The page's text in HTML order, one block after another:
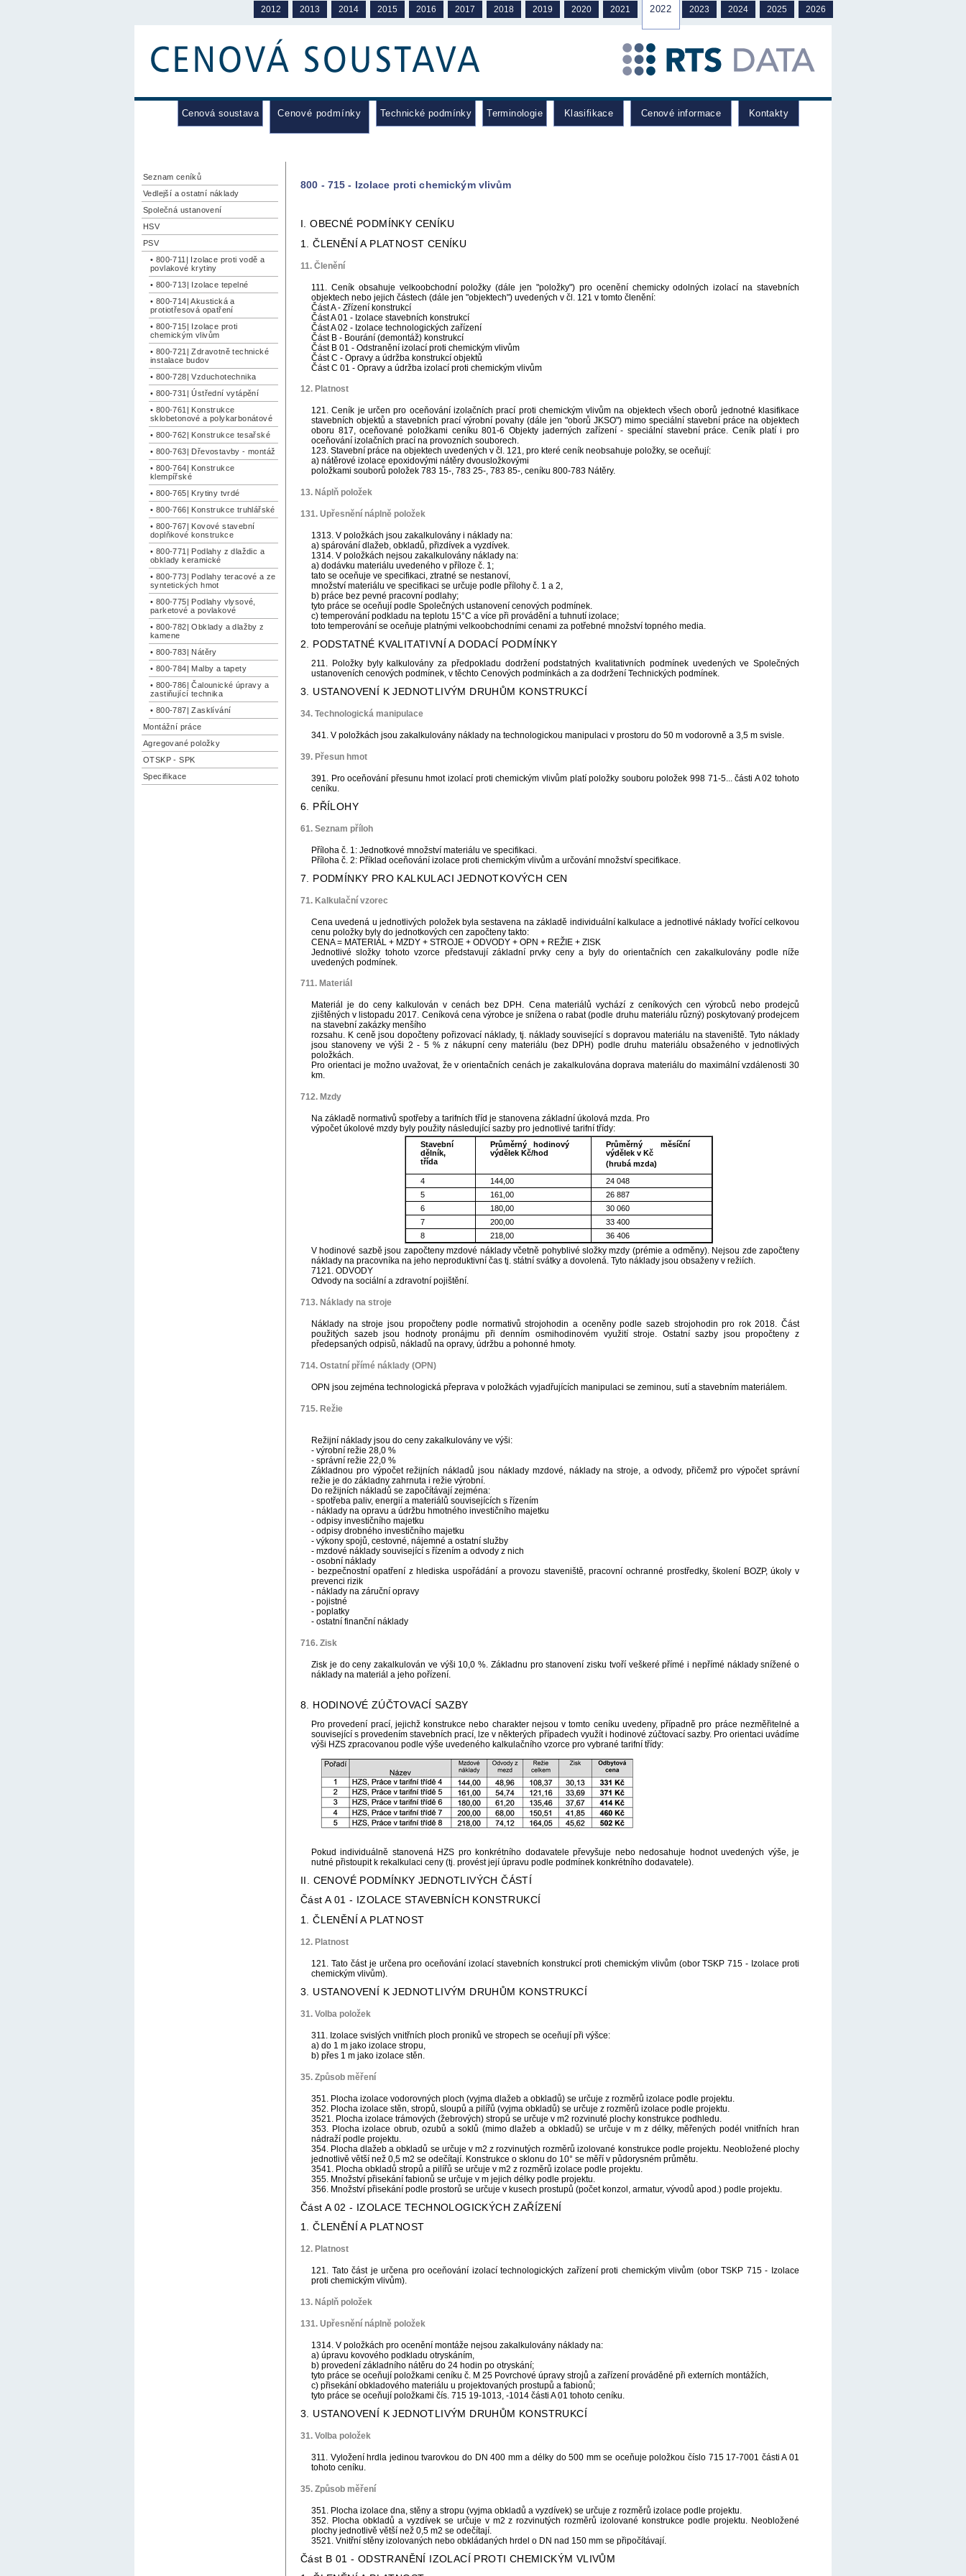
2012 2013 2014 2015 2016 2017 2018 2019 2020 2021 2022 2023 2024 2025 2026
Cenová soustava Cenové podmínky Technické podmínky Terminologie Klasifikace Cenové informace Kontakty
Seznam ceníků
Vedlejší a ostatní náklady
Společná ustanovení
HSV
PSV
• 800-711| Izolace proti vodě a
povlakové krytiny
• 800-713| Izolace tepelné
• 800-714| Akustická a
protiotřesová opatření
• 800-715| Izolace proti
chemickým vlivům
• 800-721| Zdravotně technické
instalace budov
• 800-728| Vzduchotechnika
• 800-731| Ústřední vytápění
• 800-761| Konstrukce
sklobetonové a polykarbonátové
• 800-762| Konstrukce tesařské
• 800-763| Dřevostavby - montáž
• 800-764| Konstrukce
klempířské
• 800-765| Krytiny tvrdé
• 800-766| Konstrukce truhlářské
• 800-767| Kovové stavební
doplňkové konstrukce
• 800-771| Podlahy z dlaždic a
obklady keramické
• 800-773| Podlahy teracové a ze
syntetických hmot
• 800-775| Podlahy vlysové,
parketové a povlakové
• 800-782| Obklady a dlažby z
kamene
• 800-783| Nátěry
• 800-784| Malby a tapety
• 800-786| Čalounické úpravy a
zastiňující technika
• 800-787| Zasklívání
Montážní práce
Agregované položky
OTSKP - SPK
Specifikace
800 - 715 - Izolace proti chemickým vlivům
I. OBECNÉ PODMÍNKY CENÍKU
1. ČLENĚNÍ A PLATNOST CENÍKU
11. Členění
111. Ceník obsahuje velkoobchodní položky (dále jen "položky") pro ocenění chemicky odolných izolací na stavebních
objektech nebo jejich částech (dále jen "objektech") uvedených v čl. 121 v tomto členění:
Část A - Zřízení konstrukcí
Část A 01 - Izolace stavebních konstrukcí
Část A 02 - Izolace technologických zařízení
Část B - Bourání (demontáž) konstrukcí
Část B 01 - Odstranění izolací proti chemickým vlivům
Část C - Opravy a údržba konstrukcí objektů
Část C 01 - Opravy a údržba izolací proti chemickým vlivům
12. Platnost
121. Ceník je určen pro oceňování izolačních prací proti chemickým vlivům na objektech všech oborů jednotné klasifikace
stavebních objektů a stavebních prací výrobní povahy (dále jen "oborů JKSO") mimo speciální stavební práce na objektech
oboru 817, oceňované položkami ceníku 801-6 Objekty jaderných zařízení - speciální stavební práce. Ceník platí i pro
oceňování izolačních prací na provozních souborech.
123. Stavební práce na objektech uvedených v čl. 121, pro které ceník neobsahuje položky, se oceňují:
a) nátěrové izolace epoxidovými nátěry dvousložkovými
položkami souborů položek 783 15-, 783 25-, 783 85-, ceníku 800-783 Nátěry.
13. Náplň položek
131. Upřesnění náplně položek
1313. V položkách jsou zakalkulovány i náklady na:
a) spárování dlažeb, obkladů, přizdívek a vyzdívek.
1314. V položkách nejsou zakalkulovány náklady na:
a) dodávku materiálu uvedeného v příloze č. 1;
tato se oceňuje ve specifikaci, ztratné se nestanoví,
množství materiálu ve specifikaci se určuje podle přílohy č. 1 a 2,
b) práce bez pevné pracovní podlahy;
tyto práce se oceňují podle Společných ustanovení cenových podmínek.
c) temperování podkladu na teplotu 15°C a více při provádění a tuhnutí izolace;
toto temperování se oceňuje platnými velkoobchodními cenami za potřebné množství topného media.
2. PODSTATNÉ KVALITATIVNÍ A DODACÍ PODMÍNKY
211. Položky byly kalkulovány za předpokladu dodržení podstatných kvalitativních podmínek uvedených ve Společných
ustanoveních cenových podmínek, v těchto Cenových podmínkách a za dodržení Technických podmínek.
3. USTANOVENÍ K JEDNOTLIVÝM DRUHŮM KONSTRUKCÍ
34. Technologická manipulace
341. V položkách jsou zakalkulovány náklady na technologickou manipulaci v prostoru do 50 m vodorovně a 3,5 m svisle.
39. Přesun hmot
391. Pro oceňování přesunu hmot izolací proti chemickým vlivům platí položky souboru položek 998 71-5... části A 02 tohoto
ceníku.
6. PŘÍLOHY
61. Seznam příloh
Příloha č. 1: Jednotkové množství materiálu ve specifikaci.
Příloha č. 2: Příklad oceňování izolace proti chemickým vlivům a určování množství specifikace.
7. PODMÍNKY PRO KALKULACI JEDNOTKOVÝCH CEN
71. Kalkulační vzorec
Cena uvedená u jednotlivých položek byla sestavena na základě individuální kalkulace a jednotlivé náklady tvořící celkovou
cenu položky byly do jednotkových cen započteny takto:
CENA = MATERIÁL + MZDY + STROJE + ODVODY + OPN + REŽIE + ZISK
Jednotlivé složky tohoto vzorce představují základní prvky ceny a byly do orientačních cen zakalkulovány podle níže
uvedených podmínek.
711. Materiál
Materiál je do ceny kalkulován v cenách bez DPH. Cena materiálů vychází z ceníkových cen výrobců nebo prodejců
zjištěných v listopadu 2017. Ceníková cena výrobce je snížena o rabat (podle druhu materiálu různý) poskytovaný prodejcem
na stavební zakázky menšího
rozsahu. K ceně jsou dopočteny pořizovací náklady, tj. náklady související s dopravou materiálu na staveniště. Tyto náklady
jsou stanoveny ve výši 2 - 5 % z nákupní ceny materiálu (bez DPH) podle druhu materiálu obsaženého v jednotlivých
položkách.
Pro orientaci je možno uvažovat, že v orientačních cenách je zakalkulována doprava materiálu do maximální vzdálenosti 30
km.
712. Mzdy
Na základě normativů spotřeby a tarifních tříd je stanovena základní úkolová mzda. Pro
výpočet úkolové mzdy byly použity následující sazby pro jednotlivé tarifní třídy:
Stavební
dělník,
třída
Průměrný hodinový
výdělek Kč/hod
Průměrný měsíční
výdělek v Kč
(hrubá mzda)
4 144,00
24 048
5
161,00
26 887
6
180,00
30 060
7
200,00
33 400
8
218,00 36 406
V hodinové sazbě jsou započteny mzdové náklady včetně pohyblivé složky mzdy (prémie a odměny). Nejsou zde započteny
náklady na pracovníka na jeho neproduktivní čas tj. státní svátky a dovolená. Tyto náklady jsou obsaženy v režiích.
7121. ODVODY
Odvody na sociální a zdravotní pojištění.
713. Náklady na stroje
Náklady na stroje jsou propočteny podle normativů strojohodin a oceněny podle sazeb strojohodin pro rok 2018. Část
použitých sazeb jsou hodnoty pronájmu při denním osmihodinovém využití stroje. Ostatní sazby jsou propočteny z
předepsaných odpisů, nákladů na opravy, údržbu a pohonné hmoty.
714. Ostatní přímé náklady (OPN)
OPN jsou zejména technologická přeprava v položkách vyjadřujících manipulaci se zeminou, sutí a stavebním materiálem.
715. Režie
Režijní náklady jsou do ceny zakalkulovány ve výši:
- výrobní režie 28,0 %
- správní režie 22,0 %
Základnou pro výpočet režijních nákladů jsou náklady mzdové, náklady na stroje, a odvody, přičemž pro výpočet správní
režie je do základny zahrnuta i režie výrobní.
Do režijních nákladů se započítávají zejména:
- spotřeba paliv, energií a materiálů souvisejících s řízením
- náklady na opravu a údržbu hmotného investičního majetku
- odpisy investičního majetku
- odpisy drobného investičního majetku
- výkony spojů, cestovné, nájemné a ostatní služby
- mzdové náklady související s řízením a odvody z nich
- osobní náklady
- bezpečnostní opatření z hlediska uspořádání a provozu staveniště, pracovní ochranné prostředky, školení BOZP, úkoly v
prevenci rizik
- náklady na záruční opravy
- pojistné
- poplatky
- ostatní finanční náklady
716. Zisk
Zisk je do ceny zakalkulován ve výši 10,0 %. Základnu pro stanovení zisku tvoří veškeré přímé i nepřímé náklady snížené o
náklady na materiál a jeho pořízení.
8. HODINOVÉ ZÚČTOVACÍ SAZBY
Pro provedení prací, jejichž konstrukce nebo charakter nejsou v tomto ceníku uvedeny, případně pro práce nezměřitelné a
související s provedením stavebních prací, lze v některých případech využít i hodinové zúčtovací sazby. Pro orientaci uvádíme
výši HZS zpracovanou podle výše uvedeného kalkulačního vzorce pro vybrané tarifní třídy:
Pokud individuálně stanovená HZS pro konkrétního dodavatele převyšuje nebo nedosahuje hodnot uvedených výše, je
nutné přistoupit k rekalkulaci ceny (tj. provést její úpravu podle podmínek konkrétního dodavatele).
II. CENOVÉ PODMÍNKY JEDNOTLIVÝCH ČÁSTÍ
Část A 01 - IZOLACE STAVEBNÍCH KONSTRUKCÍ
1. ČLENĚNÍ A PLATNOST
12. Platnost
121. Tato část je určena pro oceňování izolací stavebních konstrukcí proti chemickým vlivům (obor TSKP 715 - Izolace proti
chemickým vlivům).
3. USTANOVENÍ K JEDNOTLIVÝM DRUHŮM KONSTRUKCÍ
31. Volba položek
311. Izolace svislých vnitřních ploch proniků ve stropech se oceňují při výšce:
a) do 1 m jako izolace stropu,
b) přes 1 m jako izolace stěn.
35. Způsob měření
351. Plocha izolace vodorovných ploch (vyjma dlažeb a obkladů) se určuje z rozměrů izolace podle projektu.
352. Plocha izolace stěn, stropů, sloupů a pilířů (vyjma obkladů) se určuje z rozměrů izolace podle projektu.
3521. Plocha izolace trámových (žebrových) stropů se určuje v m2 rozvinuté plochy konstrukce podhledu.
353. Plocha izolace obrub, ozubů a soklů (mimo dlažeb a obkladů) se určuje v m z délky, měřených podél vnitřních hran
nádraží podle projektu.
354. Plocha dlažeb a obkladů se určuje v m2 z rozvinutých rozměrů izolované konstrukce podle projektu. Neobložené plochy
jednotlivě větší než 0,5 m2 se odečítají. Konstrukce o sklonu do 10° se měří v půdorysném průmětu.
3541. Plocha obkladů stropů a pilířů se určuje v m2 z rozměrů izolace podle projektu.
355. Množství přisekání fabionů se určuje v m jejich délky podle projektu.
356. Množství přisekání podle prostorů se určuje v kusech prostupů (počet konzol, armatur, vývodů apod.) podle projektu.
Část A 02 - IZOLACE TECHNOLOGICKÝCH ZAŘÍZENÍ
1. ČLENĚNÍ A PLATNOST
12. Platnost
121. Tato část je určena pro oceňování izolací technologických zařízení proti chemickým vlivům (obor TSKP 715 - Izolace
proti chemickým vlivům).
13. Náplň položek
131. Upřesnění náplně položek
1314. V položkách pro ocenění montáže nejsou zakalkulovány náklady na:
a) úpravu kovového podkladu otryskáním,
b) provedení základního nátěru do 24 hodin po otryskání;
tyto práce se oceňují položkami ceníku č. M 25 Povrchové úpravy strojů a zařízení prováděné při externích montážích,
c) přisekání obkladového materiálu u projektovaných prostupů a fabionů;
tyto práce se oceňují položkami čís. 715 19-1013, -1014 části A 01 tohoto ceníku.
3. USTANOVENÍ K JEDNOTLIVÝM DRUHŮM KONSTRUKCÍ
31. Volba položek
311. Vyložení hrdla jedinou tvarovkou do DN 400 mm a délky do 500 mm se oceňuje položkou číslo 715 17-7001 části A 01
tohoto ceníku.
35. Způsob měření
351. Plocha izolace dna, stěny a stropu (vyjma obkladů a vyzdívek) se určuje z rozměrů izolace podle projektu.
352. Plocha obkladů a vyzdívek se určuje v m2 z rozvinutých rozměrů izolované konstrukce podle projektu. Neobložené
plochy jednotlivě větší než 0,5 m2 se odečítají.
3521. Vnitřní stěny izolovaných nebo obkládaných hrdel o DN nad 150 mm se připočítávají.
Část B 01 - ODSTRANĚNÍ IZOLACÍ PROTI CHEMICKÝM VLIVŮM